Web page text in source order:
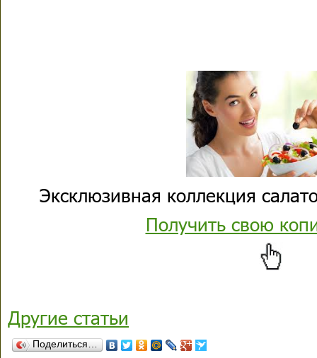
Эксклюзивная коллекция
Получить свою
Другие статьи
Поделиться…